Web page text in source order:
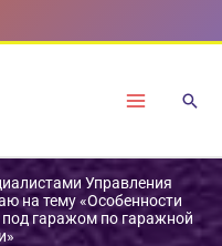
Управления
на тему «Особенности
гаражом по гаражной